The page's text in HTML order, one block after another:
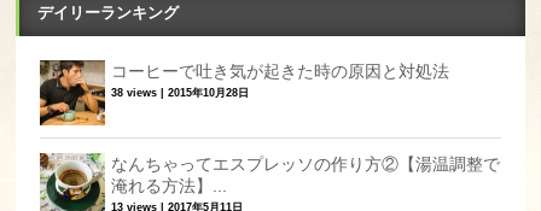
デイリーランキング
コーヒーで吐き気が起きた時の原因と対処法
38 views |2015年10月28日
なんちゃってエスプレッソの作り方②【湯温調整で
淹れる方法】...
13 views |2017年5月11日